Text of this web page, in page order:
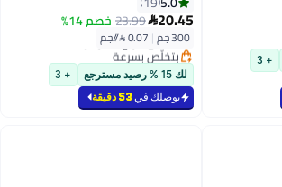
+ 3
20.45
23.99خصم 14%
300 جم | #3 في ألواح الشوكولاتة
بتخلّص بسرعة
#3 في ألواح الشوكولاتةلك 15 % رصيد مسترجع + 3
يوصلك في53 دقيقة